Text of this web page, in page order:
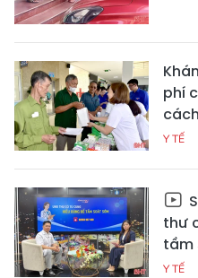
phí
Y TẾ
thư
tầm
Y TẾ